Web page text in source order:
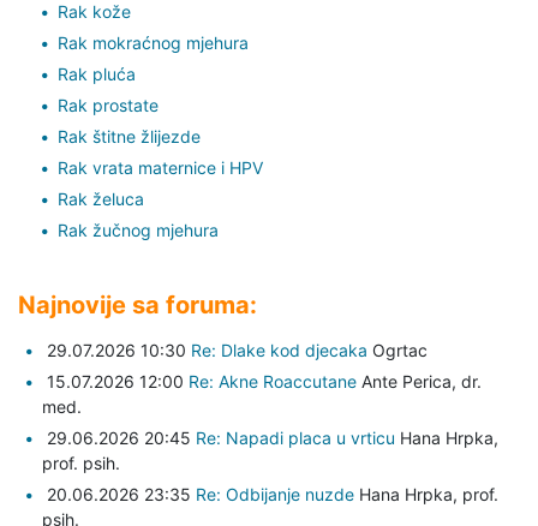
Rak kože
Rak mokraćnog mjehura
Rak pluća
Rak prostate
Rak štitne žlijezde
Rak vrata maternice i HPV
Rak želuca
Rak žučnog mjehura
Najnovije sa foruma:
29.07.2026 10:30 Re: Dlake kod djecaka Ogrtac
15.07.2026 12:00 Re: Akne Roaccutane Ante Perica, dr.
med.
29.06.2026 20:45 Re: Napadi placa u vrticu Hana Hrpka,
prof. psih.
20.06.2026 23:35 Re: Odbijanje nuzde Hana Hrpka, prof.
psih.